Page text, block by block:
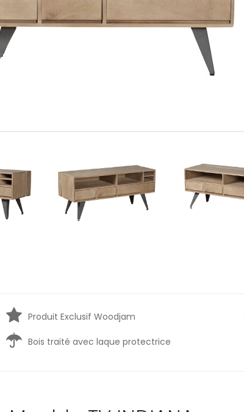
Produit Exclusif Woodjam
Bois traité avec laque protectrice